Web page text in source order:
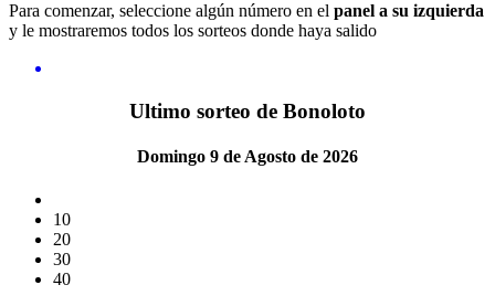
Para comenzar, seleccione algún número en el panel a su izquierda
y le mostraremos todos los sorteos donde haya salido
Ultimo sorteo de Bonoloto
Domingo 9 de Agosto de 2026
10
20
30
40